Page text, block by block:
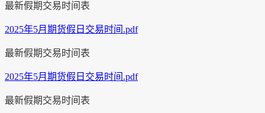
最新假期交易时间表
2025年5月期货假日交易时间.pdf
最新假期交易时间表
2025年5月期货假日交易时间.pdf
最新假期交易时间表